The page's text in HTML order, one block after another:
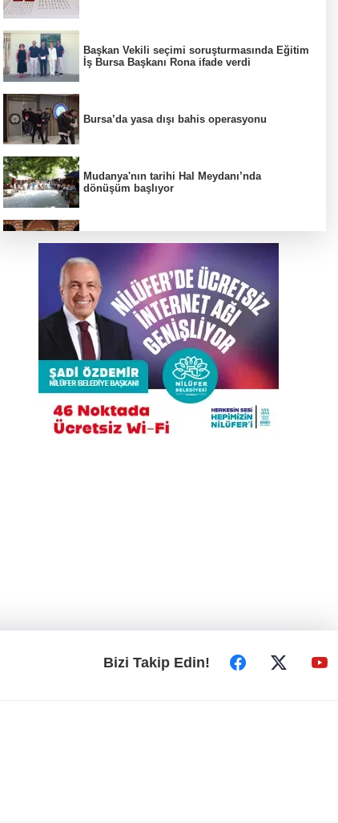
Başkan Vekili seçimi soruşturmasında Eğitim
İş Bursa Başkanı Rona ifade verdi
Bursa’da yasa dışı bahis operasyonu
Mudanya'nın tarihi Hal Meydanı’nda
dönüşüm başlıyor
çalışmalarına Kapalıçarşı'dan başladı
Gökyüzü tutkunları meteor yağmuru için
Karacabey'de buluşacak
Çalıntı araçla 10 kilometre kaçtı, 380 bin TL
ceza yedi
Bursa'da tarlalık alanı ateşe veren şüpheli
yakalandı
Bizi Takip Edin!